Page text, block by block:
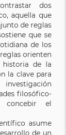
dos
aquella que
de reglas
que se
de los
orienten
de la
la clave para
filosófico-
concebir el
asume
de un